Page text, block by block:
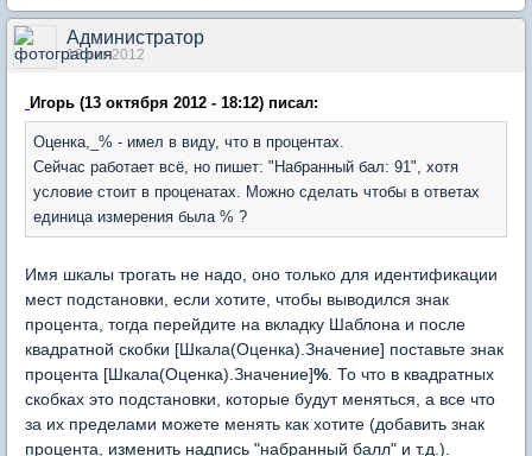
Администратор
13 окт 2012
Игорь (13 октября 2012 - 18:12) писал:
Оценка,_% - имел в виду, что в процентах.
Сейчас работает всё, но пишет: "Набранный бал: 91", хотя
условие стоит в проценатах. Можно сделать чтобы в ответах
единица измерения была % ?
Имя шкалы трогать не надо, оно только для идентификации
мест подстановки, если хотите, чтобы выводился знак
процента, тогда перейдите на вкладку Шаблона и после
квадратной скобки [Шкала(Оценка).Значение] поставьте знак
процента [Шкала(Оценка).Значение]% . То что в квадратных
скобках это подстановки, которые будут меняться, а все что
за их пределами можете менять как хотите (добавить знак
процента, изменить надпись "набранный балл" и т.д.).